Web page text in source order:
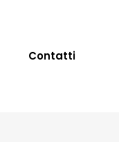
Contatti